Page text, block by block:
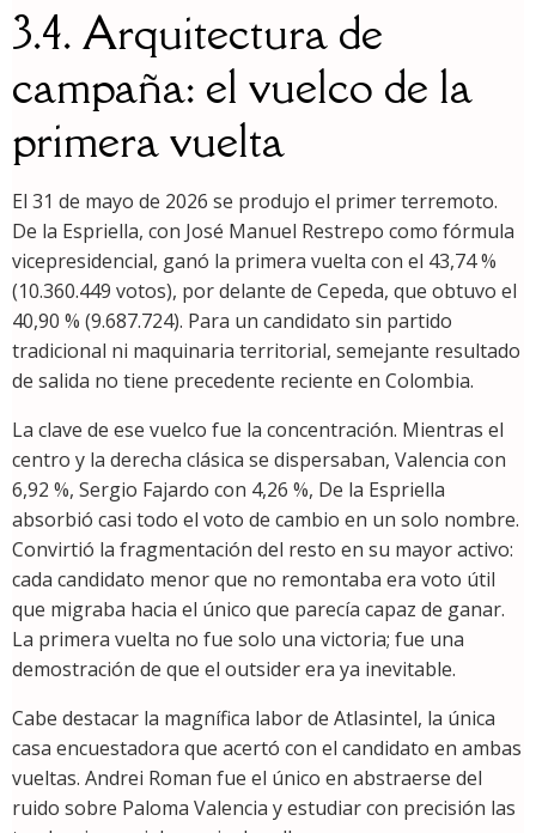
3.4. Arquitectura de
campaña: el vuelco de la
primera vuelta
El 31 de mayo de 2026 se produjo el primer terremoto.
De la Espriella, con José Manuel Restrepo como fórmula
vicepresidencial, ganó la primera vuelta con el 43,74 %
(10.360.449 votos), por delante de Cepeda, que obtuvo el
40,90 % (9.687.724). Para un candidato sin partido
tradicional ni maquinaria territorial, semejante resultado
de salida no tiene precedente reciente en Colombia.
La clave de ese vuelco fue la concentración. Mientras el
centro y la derecha clásica se dispersaban, Valencia con
6,92 %, Sergio Fajardo con 4,26 %, De la Espriella
absorbió casi todo el voto de cambio en un solo nombre.
Convirtió la fragmentación del resto en su mayor activo:
cada candidato menor que no remontaba era voto útil
que migraba hacia el único que parecía capaz de ganar.
La primera vuelta no fue solo una victoria; fue una
demostración de que el outsider era ya inevitable.
Cabe destacar la magnífica labor de Atlasintel, la única
casa encuestadora que acertó con el candidato en ambas
vueltas. Andrei Roman fue el único en abstraerse del
ruido sobre Paloma Valencia y estudiar con precisión las